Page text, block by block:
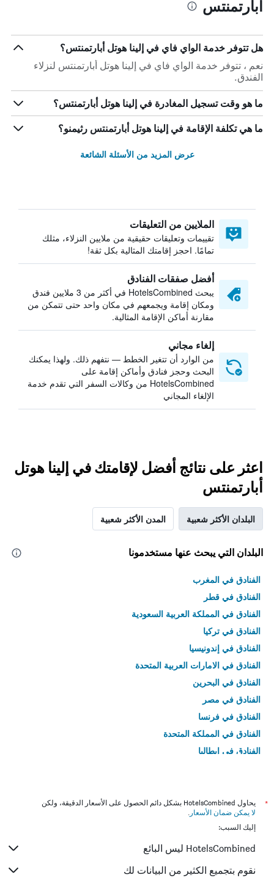
أبارتمنتس
هل تتوفر خدمة الواي فاي في إلينا هوتل أبارتمنتس؟
نعم ، تتوفر خدمة الواي فاي في إلينا هوتل أبارتمنتس لنزلاء
الفندق.
ما هو وقت تسجيل المغادرة في إلينا هوتل أبارتمنتس؟
ما هي تكلفة الإقامة في إلينا هوتل أبارتمنتس رثيمنو؟
عرض المزيد من الأسئلة الشائعة
الملايين من التعليقات
تقييمات وتعليقات حقيقية من ملايين النزلاء، مثلك
تمامًا. احجز إقامتك المثالية بكل ثقة!
أفضل صفقات الفنادق
يبحث HotelsCombined في أكثر من 3 ملايين فندق
ومكان إقامة ويجمعهم في مكان واحد حتى تتمكن من
مقارنة أماكن الإقامة المثالية.
إلغاء مجاني
من الوارد أن تتغير الخطط — نتفهم ذلك. ولهذا يمكنك
البحث وحجز فنادق وأماكن إقامة على
HotelsCombined من وكالات السفر التي تقدم خدمة
الإلغاء المجاني
اعثر على نتائج أفضل لإقامتك في إلينا هوتل
أبارتمنتس
البلدان الأكثر شعبية المدن الأكثر شعبية
البلدان التي يبحث عنها مستخدمونا
الفنادق في المغرب
الفنادق في قطر
الفنادق في المملكة العربية السعودية
الفنادق في تركيا
الفنادق في إندونيسيا
الفنادق في الامارات العربية المتحدة
الفنادق في البحرين
الفنادق في مصر
الفنادق في فرنسا
الفنادق في المملكة المتحدة
الفنادق في إيطاليا
*
يحاول HotelsCombined بشكل دائم الحصول على الأسعار الدقيقة، ولكن
لا يمكن ضمان الأسعار .
إليك السبب:
HotelsCombined ليس البائع
نقوم بتجميع الكثير من البيانات لك